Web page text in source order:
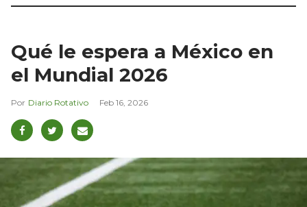
Qué le espera a México en
el Mundial 2026
Diario Rotativo Feb 16, 2026